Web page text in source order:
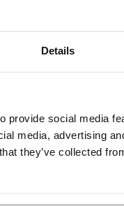
Details
provide social media
media, advertising
they’ve collected
nyelvtudás
(MS Office, jogtár,